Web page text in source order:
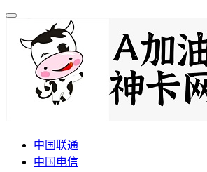
中国联通
中国电信